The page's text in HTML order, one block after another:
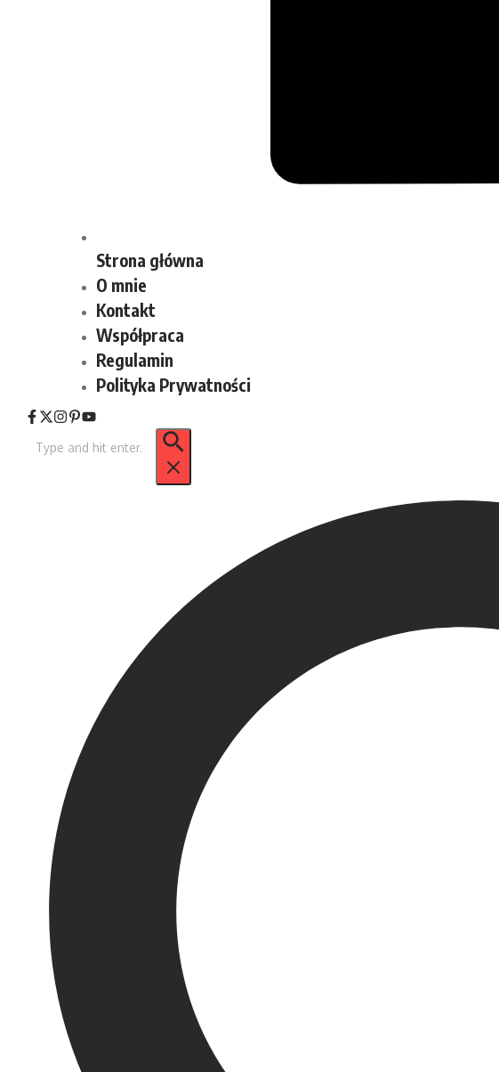
Strona główna
O mnie
Kontakt
Współpraca
Regulamin
Polityka Prywatności